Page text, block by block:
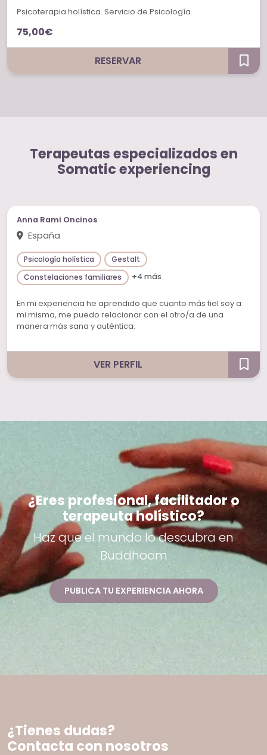
Psicoterapia holística. Servicio de Psicología.
75,00€
RESERVAR
Terapeutas especializados en
Somatic experiencing
Anna Rami Oncinos
España
Psicología holística
Gestalt
Constelaciones familiares
+4 más
En mi experiencia he aprendido que cuanto más fiel soy a
mi misma, me puedo relacionar con el otro/a de una
manera más sana y auténtica.
VER PERFIL
¿Eres profesional, facilitador o
terapeuta holístico?
Haz que el mundo lo descubra en
Buddhoom
PUBLICA TU EXPERIENCIA AHORA
¿Tienes dudas?
Contacta con nosotros